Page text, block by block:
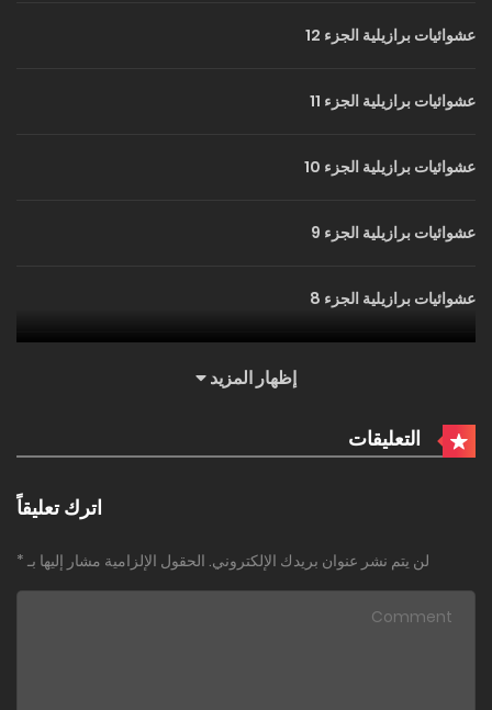
عشوائيات برازيلية الجزء 12
عشوائيات برازيلية الجزء 11
عشوائيات برازيلية الجزء 10
عشوائيات برازيلية الجزء 9
عشوائيات برازيلية الجزء 8
عشوائيات برازيلية الجزء 6
عشوائيات برازيلية الجزء 4
عشوائيات برازيلية الجزء 3
إظهار المزيد
التعليقات
اترك تعليقاً
لن يتم نشر عنوان بريدك الإلكتروني. الحقول الإلزامية مشار إليها بـ *